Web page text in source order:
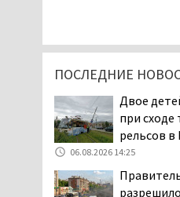
ПОСЛЕДНИЕ
Двое
при сходе
рельсов
06.08.2026 14:25